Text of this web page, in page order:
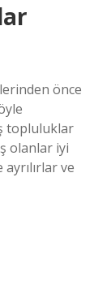
önce
topluluklar
olanlar iyi
ve